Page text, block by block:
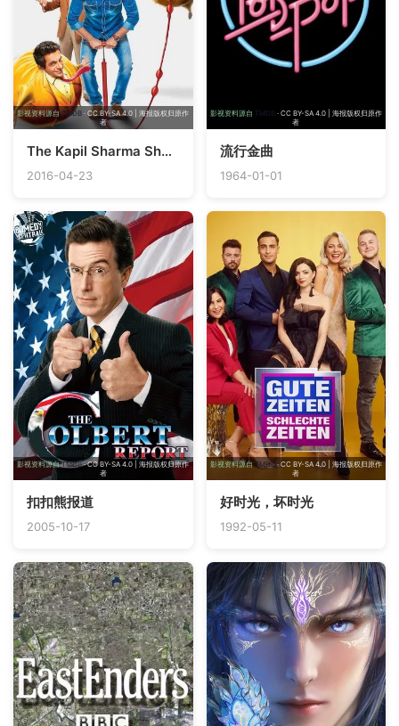
影视资料源自TMDB · CC BY-SA 4.0 | 海报版权归原作
者
The Kapil Sharma Show
2016-04-23
影视资料源自 TMDB· CC BY-SA 4.0 | 海报版权归原作
者
流行金曲
1964-01-01
影视资料源自TMDB· CC BY-SA 4.0 | 海报版权归原作
者
扣扣熊报道
2005-10-17
影视资料源自 TMDB· CC BY-SA 4.0 | 海报版权归原作
者
好时光，坏时光
1992-05-11